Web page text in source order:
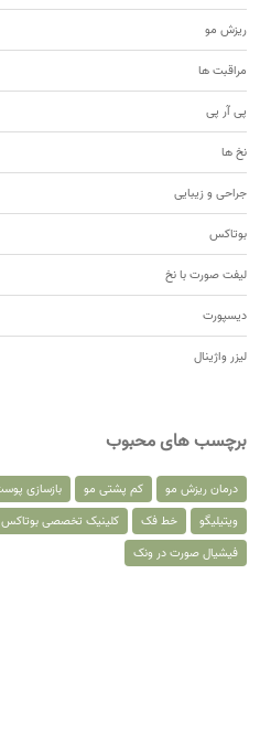
ریزش مو
مراقبت ها
پی آر پی
نخ ها
جراحی و زیبایی
بوتاکس
لیفت صورت با نخ
دیسپورت
لیزر واژینال
برچسب های محبوب
درمان ریزش مو کم پشتی مو بازسازی
ویتیلیگو
خط فک کلینیک تخصصی بوتاکس
فیشیال صورت در ونک